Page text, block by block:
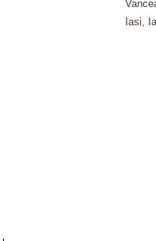
Iasi,